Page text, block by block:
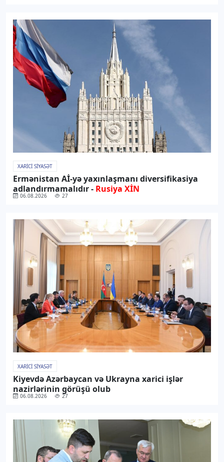
XARICI SIYASƏT
Ermənistan Aİ-yə yaxınlaşmanı diversifikasiya
adlandırmamalıdır - Rusiya XİN
06.08.2026 27
XARICI SIYASƏT
Kiyevdə Azərbaycan və Ukrayna xarici işlər
nazirlərinin görüşü olub
06.08.2026 27